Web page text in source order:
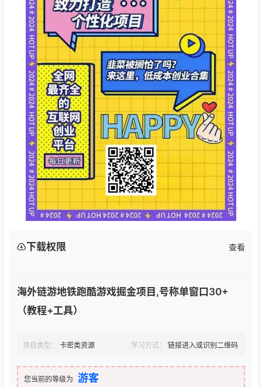
下载权限 查看
海外链游地铁跑酷游戏掘金项目,号称单窗口30+
（教程+工具）
项目类型： 卡密类资源 学习方式： 链接进入或识别二维码
您当前的等级为 游客